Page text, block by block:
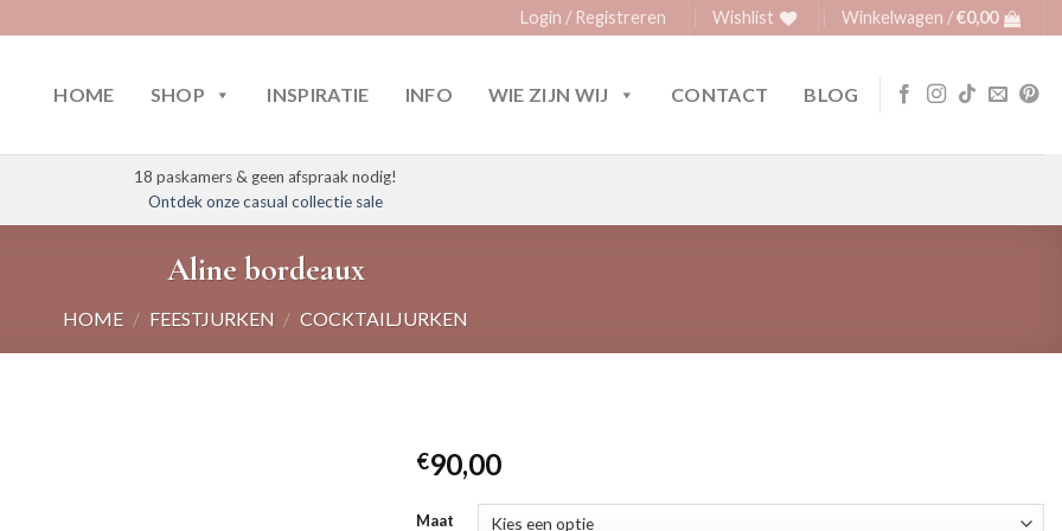
Login / Registreren Wishlist Winkelwagen /€0,00
HOME SHOP INSPIRATIE INFO WIE ZIJN WIJ CONTACT BLOG
18 paskamers & geen afspraak nodig!
Ontdek onze casual collectie sale
Aline bordeaux
HOME / FEESTJURKEN / COCKTAILJURKEN
€90,00
Maat